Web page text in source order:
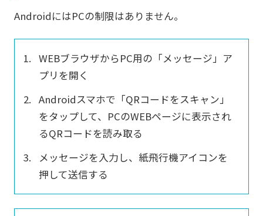
AndroidにはPCの制限はありません。
WEBブラウザからPC用の「メッセージ」ア
プリを開く
Androidスマホで「QRコードをスキャン」
をタップして、PCのWEBページに表示され
るQRコードを読み取る
メッセージを入力し、紙飛行機アイコンを
押して送信する